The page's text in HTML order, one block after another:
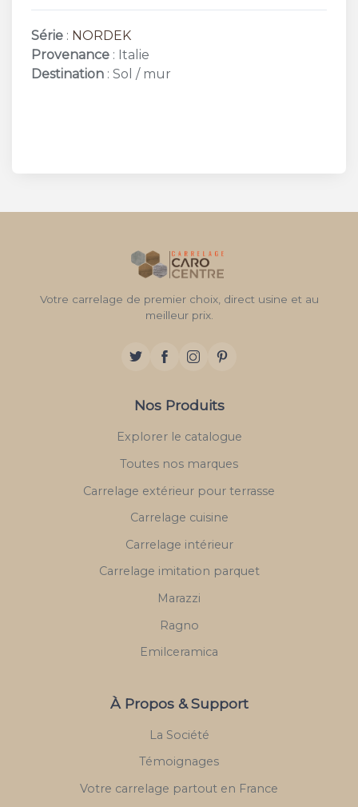
Série : NORDEK
Provenance : Italie
Destination : Sol / mur
Votre carrelage de premier choix, direct usine et au
meilleur prix.
Nos Produits
Explorer le catalogue
Toutes nos marques
Carrelage extérieur pour terrasse
Carrelage cuisine
Carrelage intérieur
Carrelage imitation parquet
Marazzi
Ragno
Emilceramica
À Propos & Support
La Société
Témoignages
Votre carrelage partout en France